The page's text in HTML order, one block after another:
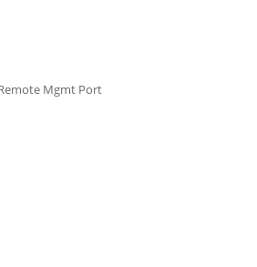
Remote Mgmt Port